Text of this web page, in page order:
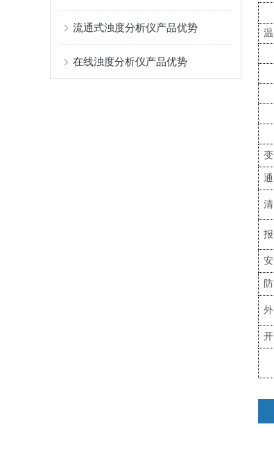
流通式浊度分析仪产品优势
在线浊度分析仪产品优势